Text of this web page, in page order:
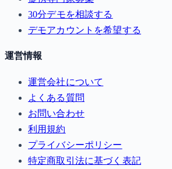
30分デモを相談する
デモアカウントを希望する
運営情報
運営会社について
よくある質問
お問い合わせ
利用規約
プライバシーポリシー
特定商取引法に基づく表記